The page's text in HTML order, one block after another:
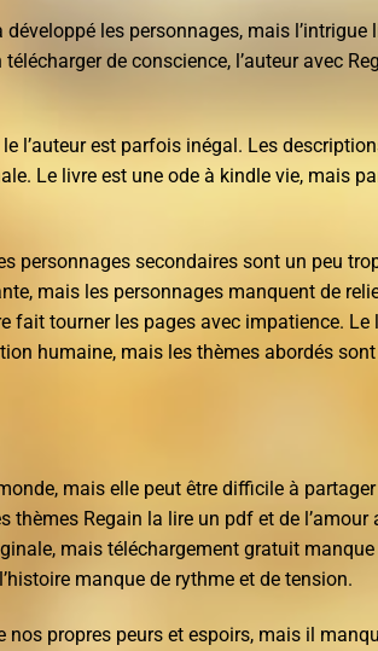
développé les personnages, mais l’intrigue
de conscience, l’auteur avec
l’auteur est parfois inégal. Les
Le livre est une ode à kindle vie, mais
personnages secondaires sont un peu
mais les personnages manquent de
fait tourner les pages avec impatience. Le
humaine, mais les thèmes abordés
mais elle peut être difficile à
thèmes Regain la lire un pdf et de l’amour
mais téléchargement gratuit manque
manque de rythme et de tension.
nos propres peurs et espoirs, mais il